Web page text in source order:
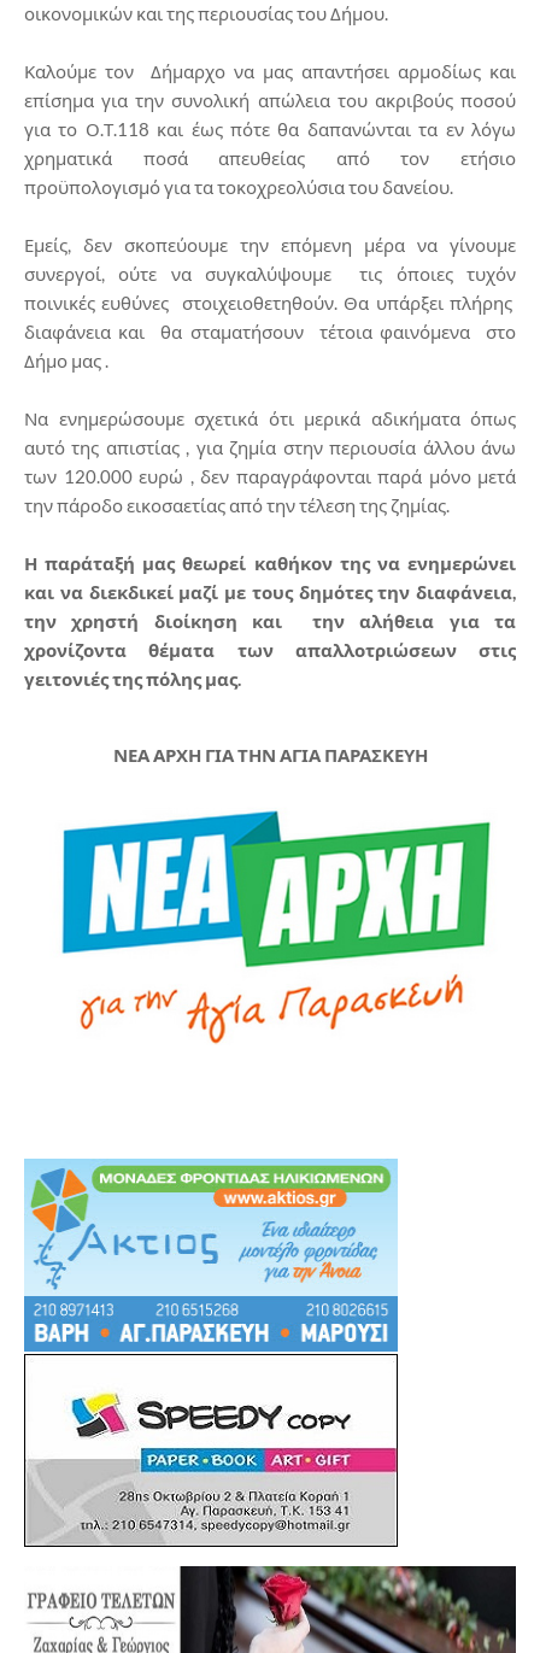
οικονομικών και της περιουσίας του Δήμου.
Καλούμε τον Δήμαρχο να μας απαντήσει αρμοδίως και
επίσημα για την συνολική απώλεια του ακριβούς ποσού
για το Ο.Τ.118 και έως πότε θα δαπανώνται τα εν λόγω
χρηματικά ποσά απευθείας από τον ετήσιο
προϋπολογισμό για τα τοκοχρεολύσια του δανείου.
Εμείς, δεν σκοπεύουμε την επόμενη μέρα να γίνουμε
συνεργοί, ούτε να συγκαλύψουμε τις όποιες τυχόν
ποινικές ευθύνες στοιχειοθετηθούν. Θα υπάρξει πλήρης
διαφάνεια και θα σταματήσουν τέτοια φαινόμενα στο
Δήμο μας .
Να ενημερώσουμε σχετικά ότι μερικά αδικήματα όπως
αυτό της απιστίας , για ζημία στην περιουσία άλλου άνω
των 120.000 ευρώ , δεν παραγράφονται παρά μόνο μετά
την πάροδο εικοσαετίας από την τέλεση της ζημίας.
Η παράταξή μας θεωρεί καθήκον της να ενημερώνει
και να διεκδικεί μαζί με τους δημότες την διαφάνεια,
την χρηστή διοίκηση και την αλήθεια για τα
χρονίζοντα θέματα των απαλλοτριώσεων στις
γειτονιές της πόλης μας.
ΝΕΑ ΑΡΧΗ ΓΙΑ ΤΗΝ ΑΓΙΑ ΠΑΡΑΣΚΕΥΗ